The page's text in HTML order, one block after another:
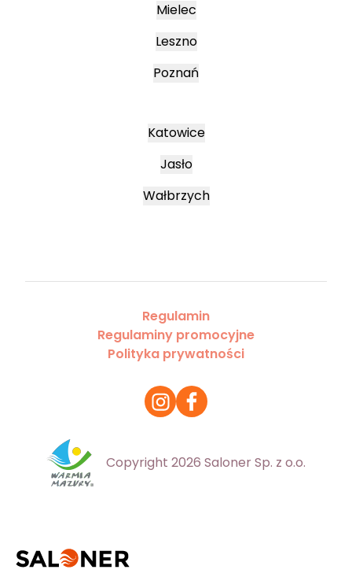
Mielec
Leszno
Poznań
Katowice
Jasło
Wałbrzych
Regulamin
Regulaminy promocyjne
Polityka prywatności
Copyright 2026 Saloner Sp. z o.o.